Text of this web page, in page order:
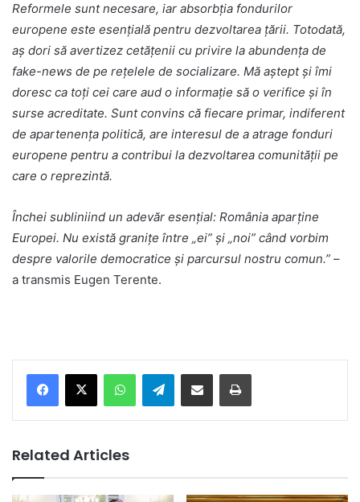
Reformele sunt necesare, iar absorbția fondurilor
europene este esențială pentru dezvoltarea țării. Totodată,
aș dori să avertizez cetățenii cu privire la abundența de
fake-news de pe rețelele de socializare. Mă aștept și îmi
doresc ca toți cei care aud o informație să o verifice și în
surse acreditate. Sunt convins că fiecare primar, indiferent
de apartenența politică, are interesul de a atrage fonduri
europene pentru a contribui la dezvoltarea comunității pe
care o reprezintă.
Închei subliniind un adevăr esențial: România aparține
Europei. Nu există granițe între „ei” și „noi” când vorbim
despre valorile democratice și parcursul nostru comun.” –
a transmis Eugen Terente.
Telegram
Related Articles